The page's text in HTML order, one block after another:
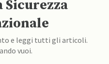
Sicurezza
e leggi tutti gli articoli.
vuoi.